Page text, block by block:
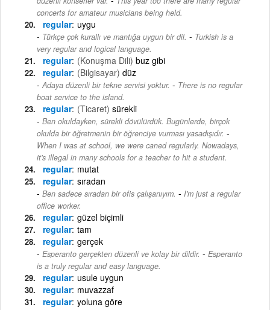
concerts for amateur musicians being held.
regular uygu
Türkçe çok kurallı ve mantığa uygun bir dil. - Turkish is a
very regular and logical language.
regular (Konuşma Dili) buz gibi
regular (Bilgisayar) düz
Adaya düzenli bir tekne servisi yoktur. - There is no regular
boat service to the island.
regular (Ticaret) sürekli
Ben okuldayken, sürekli dövülürdük. Bugünlerde, birçok
okulda bir öğretmenin bir öğrenciye vurması yasadışıdır. -
When I was at school, we were caned regularly. Nowadays,
it's illegal in many schools for a teacher to hit a student.
regular mutat
regular sıradan
Ben sadece sıradan bir ofis çalışanıyım. - I'm just a regular
office worker.
regular güzel biçimli
regular tam
regular gerçek
Esperanto gerçekten düzenli ve kolay bir dildir. - Esperanto
is a truly regular and easy language.
regular usule uygun
regular muvazzaf
regular yoluna göre